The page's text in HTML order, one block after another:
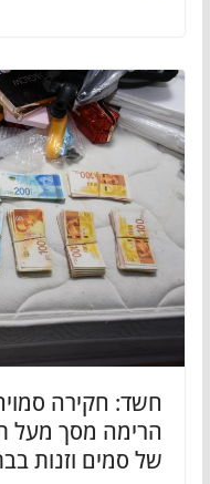
חשד: חקירה
הרימה מסך מעל
של סמים וזנות